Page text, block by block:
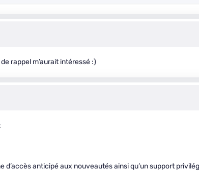
rappel m’aurait intéressé :)
d’accès anticipé aux nouveautés ainsi qu’un support